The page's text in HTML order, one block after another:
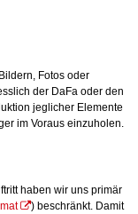
Fotos oder
der DaFa oder den
jeglicher Elemente
im Voraus einzuholen.
haben wir uns primär
) beschränkt. Damit